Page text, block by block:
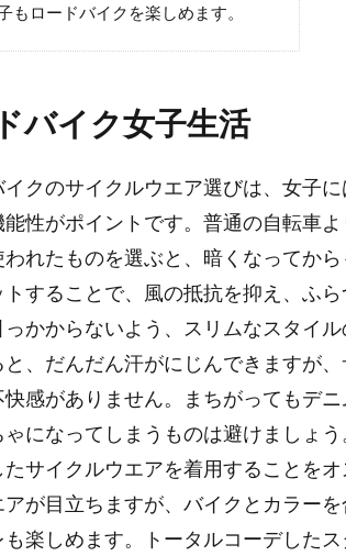
もロードバイクを楽しめます。
バイク女子生活
イクのサイクルウエア選びは、女子
能性がポイントです。普通の自転車
われたものを選ぶと、暗くなってか
トすることで、風の抵抗を抑え、ふ
っかからないよう、スリムなスタイ
と、だんだん汗がにじんできますが
快感がありません。まちがってもデ
ゃになってしまうものは避けましょ
サイクルウエアを着用することを
アが目立ちますが、バイクとカラー
も楽しめます。トータルコーデした